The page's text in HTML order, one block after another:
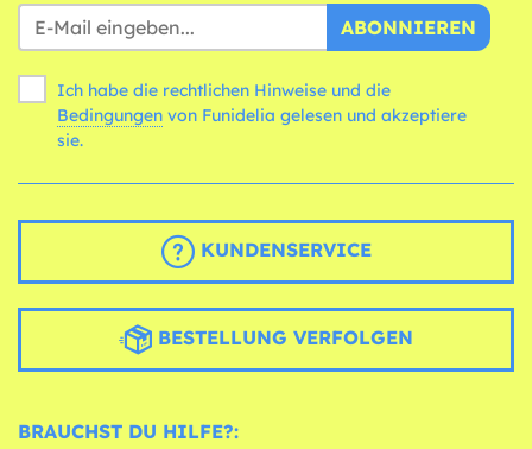
ABONNIEREN
Ich habe die rechtlichen Hinweise und die
Bedingungen
sie.
KUNDENSERVICE
BESTELLUNG VERFOLGEN
BRAUCHST DU HILFE?: